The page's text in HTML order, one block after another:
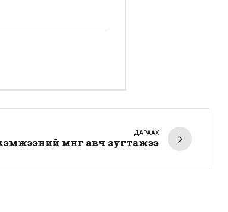
ДАРААХ
мөнгө авч зугтажээ